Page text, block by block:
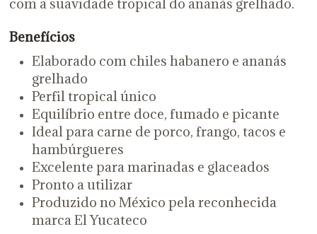
com a suavidade tropical do ananás grelhado.
Benefícios
Elaborado com chiles habanero e ananás
grelhado
Perfil tropical único
Equilíbrio entre doce, fumado e picante
Ideal para carne de porco, frango, tacos e
hambúrgueres
Excelente para marinadas e glaceados
Pronto a utilizar
Produzido no México pela reconhecida
marca El Yucateco